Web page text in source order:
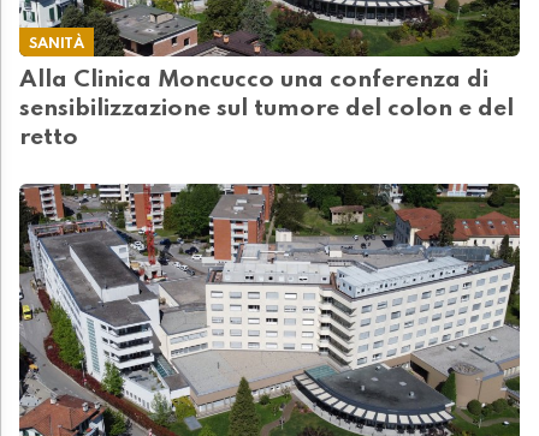
SANITÀ
Alla Clinica Moncucco una conferenza di
sensibilizzazione sul tumore del colon e del
retto